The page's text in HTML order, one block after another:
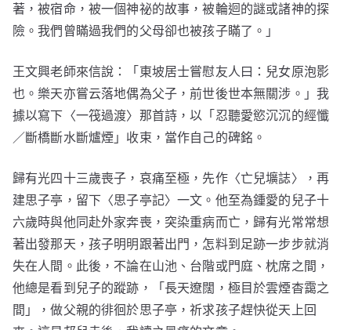
著，被宿命，被一個神祕的故事，被輪迴的謎或諸神的探
險。我們曾瞞過我們的父母卻也被孩子瞞了。」
王文興老師來信說：「東坡居士嘗慰友人曰：兒女原泡影
也。樂天亦嘗云落地偶為父子，前世後世本無關涉。」我
據以寫下〈一筏過渡〉那首詩，以「忍聽愛慾沉沉的經懺
／斷橋斷水斷爐煙」收束，當作自己的碑銘。
歸有光四十三歲喪子，哀痛至極，先作〈亡兒壙誌〉，再
建思子亭，留下〈思子亭記〉一文。他至為鍾愛的兒子十
六歲時與他同赴外家奔喪，突染重病而亡，歸有光常常想
著出發那天，孩子明明跟著出門，怎料到足跡一步步就消
失在人間。此後，不論在山池、台階或門庭、枕席之間，
他總是看到兒子的蹤跡，「長天遼闊，極目於雲煙杳靄之
間」，做父親的徘徊於思子亭，祈求孩子趕快從天上回